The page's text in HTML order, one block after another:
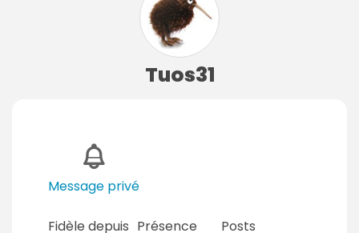
Tuos31
Message privé
Fidèle depuis Présence Posts